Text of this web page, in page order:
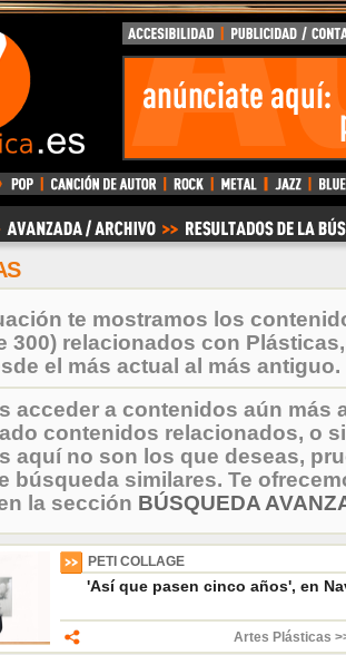
te mostramos los
300) relacionados con
el más actual al más antiguo.
acceder a contenidos aún más
contenidos relacionados, o
aquí no son los que deseas,
búsqueda similares. Te
la sección BÚSQUEDA
PETI COLLAGE
'Así que pasen cinco años', en
Artes Plásticas